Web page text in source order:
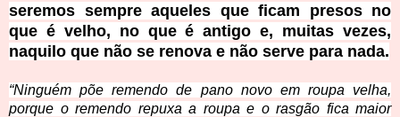
seremos sempre aqueles que ficam presos no
que é velho, no que é antigo e, muitas vezes,
naquilo que não se renova e não serve para nada.
“Ninguém põe remendo de pano novo em roupa velha,
porque o remendo repuxa a roupa e o rasgão fica maior